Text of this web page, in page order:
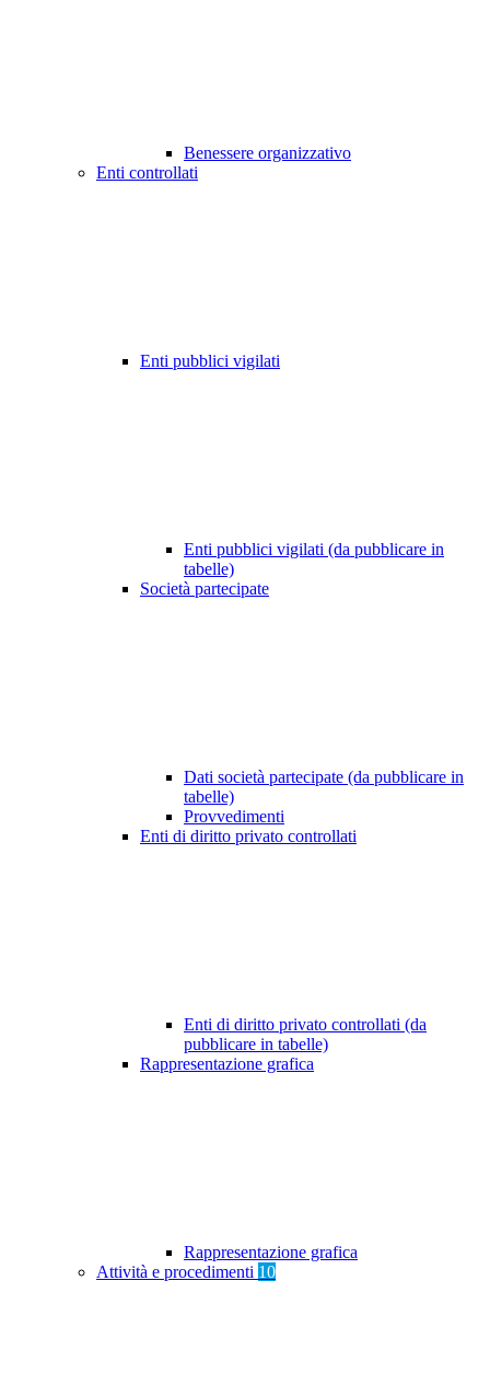
Benessere organizzativo
Enti controllati
Enti pubblici vigilati
Enti pubblici vigilati (da pubblicare in
tabelle)
Società partecipate
Dati società partecipate (da pubblicare in
tabelle)
Provvedimenti
Enti di diritto privato controllati
Enti di diritto privato controllati (da
pubblicare in tabelle)
Rappresentazione grafica
Rappresentazione grafica
Attività e procedimenti 10